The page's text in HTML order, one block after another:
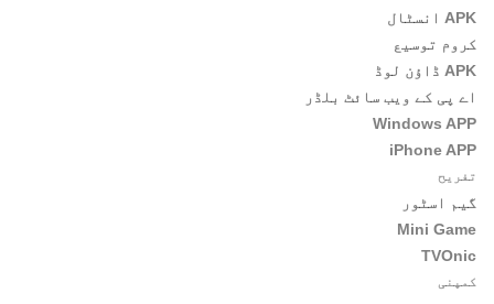
APK انسٹال
کروم توسیع
APK ڈاؤن لوڈ
اے پی کے ویب سائٹ بلڈر
Windows APP
iPhone APP
تفریح
گیم اسٹور
Mini Game
TVOnic
کمپنی